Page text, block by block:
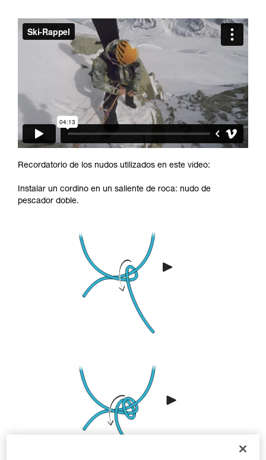
Recordatorio de los nudos utilizados en este vídeo:
Instalar un cordino en un saliente de roca: nudo de
pescador doble.